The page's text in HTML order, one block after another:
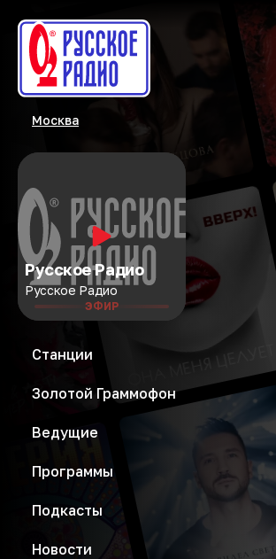
Москва
Русское Радио
Русское Радио
ЭФИР
Станции
Золотой Граммофон
Ведущие
Программы
Подкасты
Новости